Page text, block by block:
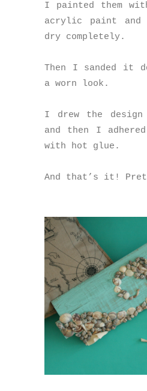
I painted them
acrylic paint
dry completely.
Then I sanded it
a worn look.
I drew the
and then I
with hot glue.
And that’s it!